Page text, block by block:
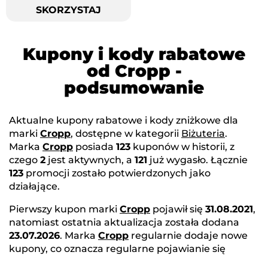
SKORZYSTAJ
Kupony i kody rabatowe
od Cropp -
podsumowanie
Aktualne kupony rabatowe i kody zniżkowe dla
marki Cropp, dostępne w kategorii Biżuteria.
Marka Cropp posiada 123 kuponów w historii, z
czego 2 jest aktywnych, a 121 już wygasło. Łącznie
123 promocji zostało potwierdzonych jako
działające.
Pierwszy kupon marki Cropp pojawił się 31.08.2021,
natomiast ostatnia aktualizacja została dodana
23.07.2026. Marka Cropp regularnie dodaje nowe
kupony, co oznacza regularne pojawianie się